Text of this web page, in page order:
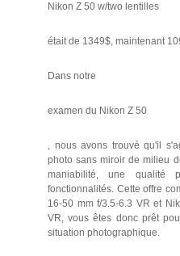
Nikon Z 50 w/two lentilles
était de 1349$, maintenant
Dans notre
examen du Nikon Z 50
, nous avons trouvé qu'il
photo sans miroir de milieu
maniabilité, une qualité
fonctionnalités. Cette offre
16-50 mm f/3.5-6.3 VR et
VR, vous êtes donc prêt
situation photographique.